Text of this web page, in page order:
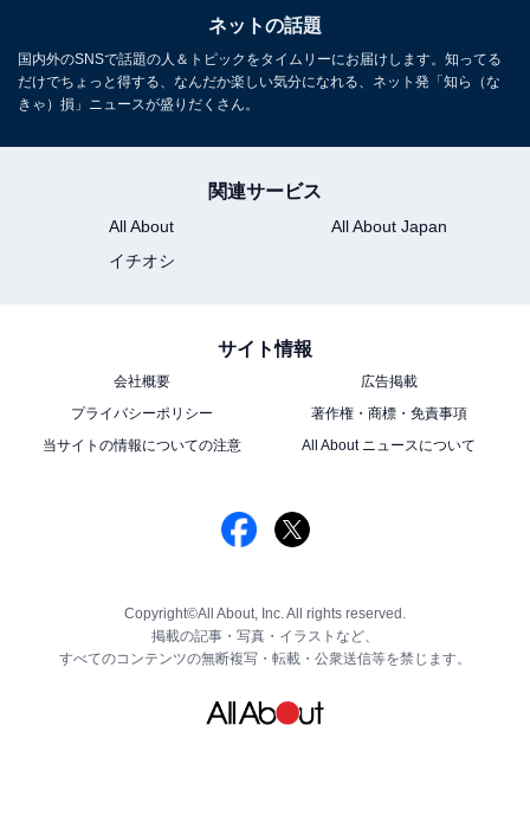
ネットの話題
国内外のSNSで話題の人＆トピックをタイムリーにお届けします。知ってる
だけでちょっと得する、なんだか楽しい気分になれる、ネット発「知ら（な
きゃ）損」ニュースが盛りだくさん。
関連サービス
All About
All About Japan
イチオシ
サイト情報
会社概要
広告掲載
プライバシーポリシー
著作権・商標・免責事項
当サイトの情報についての注意
All About ニュースについて
Copyright©All About, Inc. All rights reserved.
掲載の記事・写真・イラストなど、
すべてのコンテンツの無断複写・転載・公衆送信等を禁じます。